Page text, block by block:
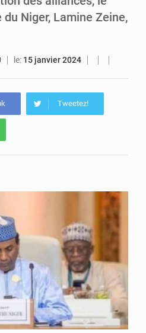
Arlit : La police d’Akokan démantèle deux réseaux criminels
Niger, Lamine Zeine,
le: 15 janvier 2024
Tweetez!